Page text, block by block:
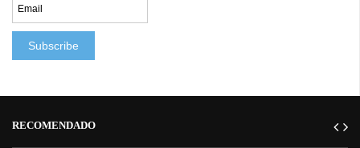
RECOMENDADO